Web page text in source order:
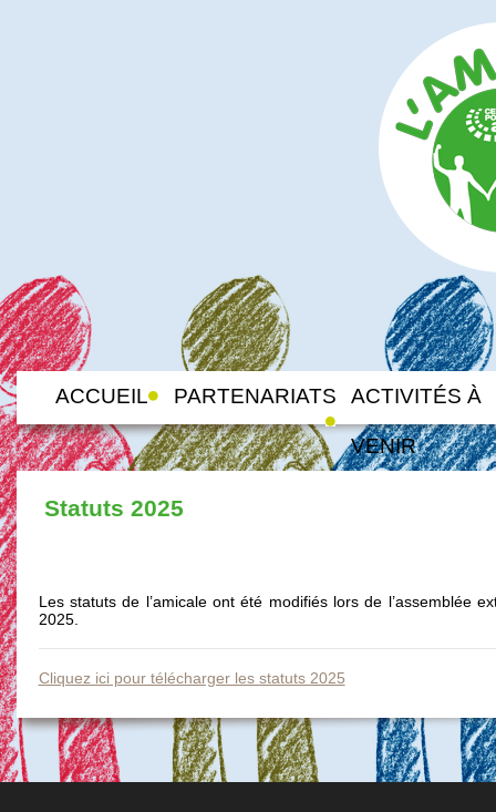
ACCUEIL PARTENARIATS ACTIVITÉS À
VENIR
Statuts 2025
Les statuts de l’amicale ont été modifiés lors de l’assemblée
2025.
Cliquez ici pour télécharger les statuts 2025